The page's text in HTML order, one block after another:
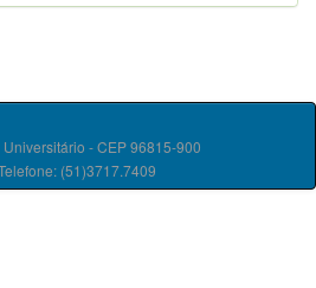
- CEP 96815-900
(51)3717.7409